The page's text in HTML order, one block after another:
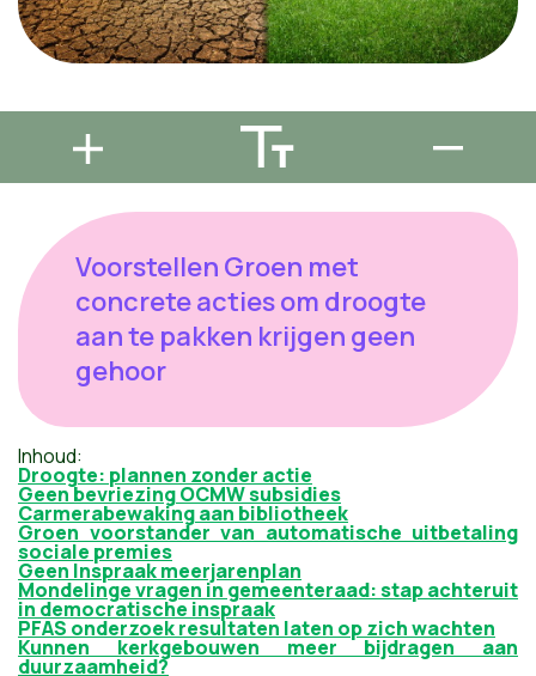
Voorstellen Groen met
concrete acties om droogte
aan te pakken krijgen geen
gehoor
Inhoud:
Droogte: plannen zonder actie
Geen bevriezing OCMW subsidies
Carmerabewaking aan bibliotheek
Groen voorstander van automatische uitbetaling
sociale premies
Geen Inspraak meerjarenplan
Mondelinge vragen in gemeenteraad: stap achteruit
in democratische inspraak
PFAS onderzoek resultaten laten op zich wachten
Kunnen kerkgebouwen meer bijdragen aan
duurzaamheid?